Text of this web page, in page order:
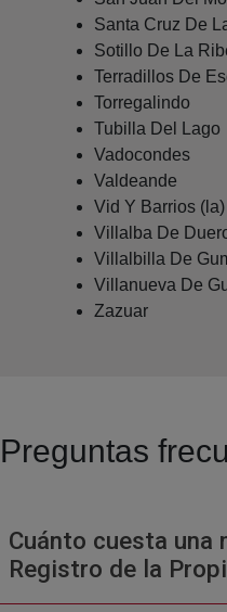
Santa Cruz De
Sotillo De La
Terradillos De
Torregalindo
Tubilla Del Lago
Vadocondes
Valdeande
Vid Y Barrios (la)
Villalba De
Villalbilla De
Villanueva De
Zazuar
Preguntas
Cuánto cuesta una
Registro de la